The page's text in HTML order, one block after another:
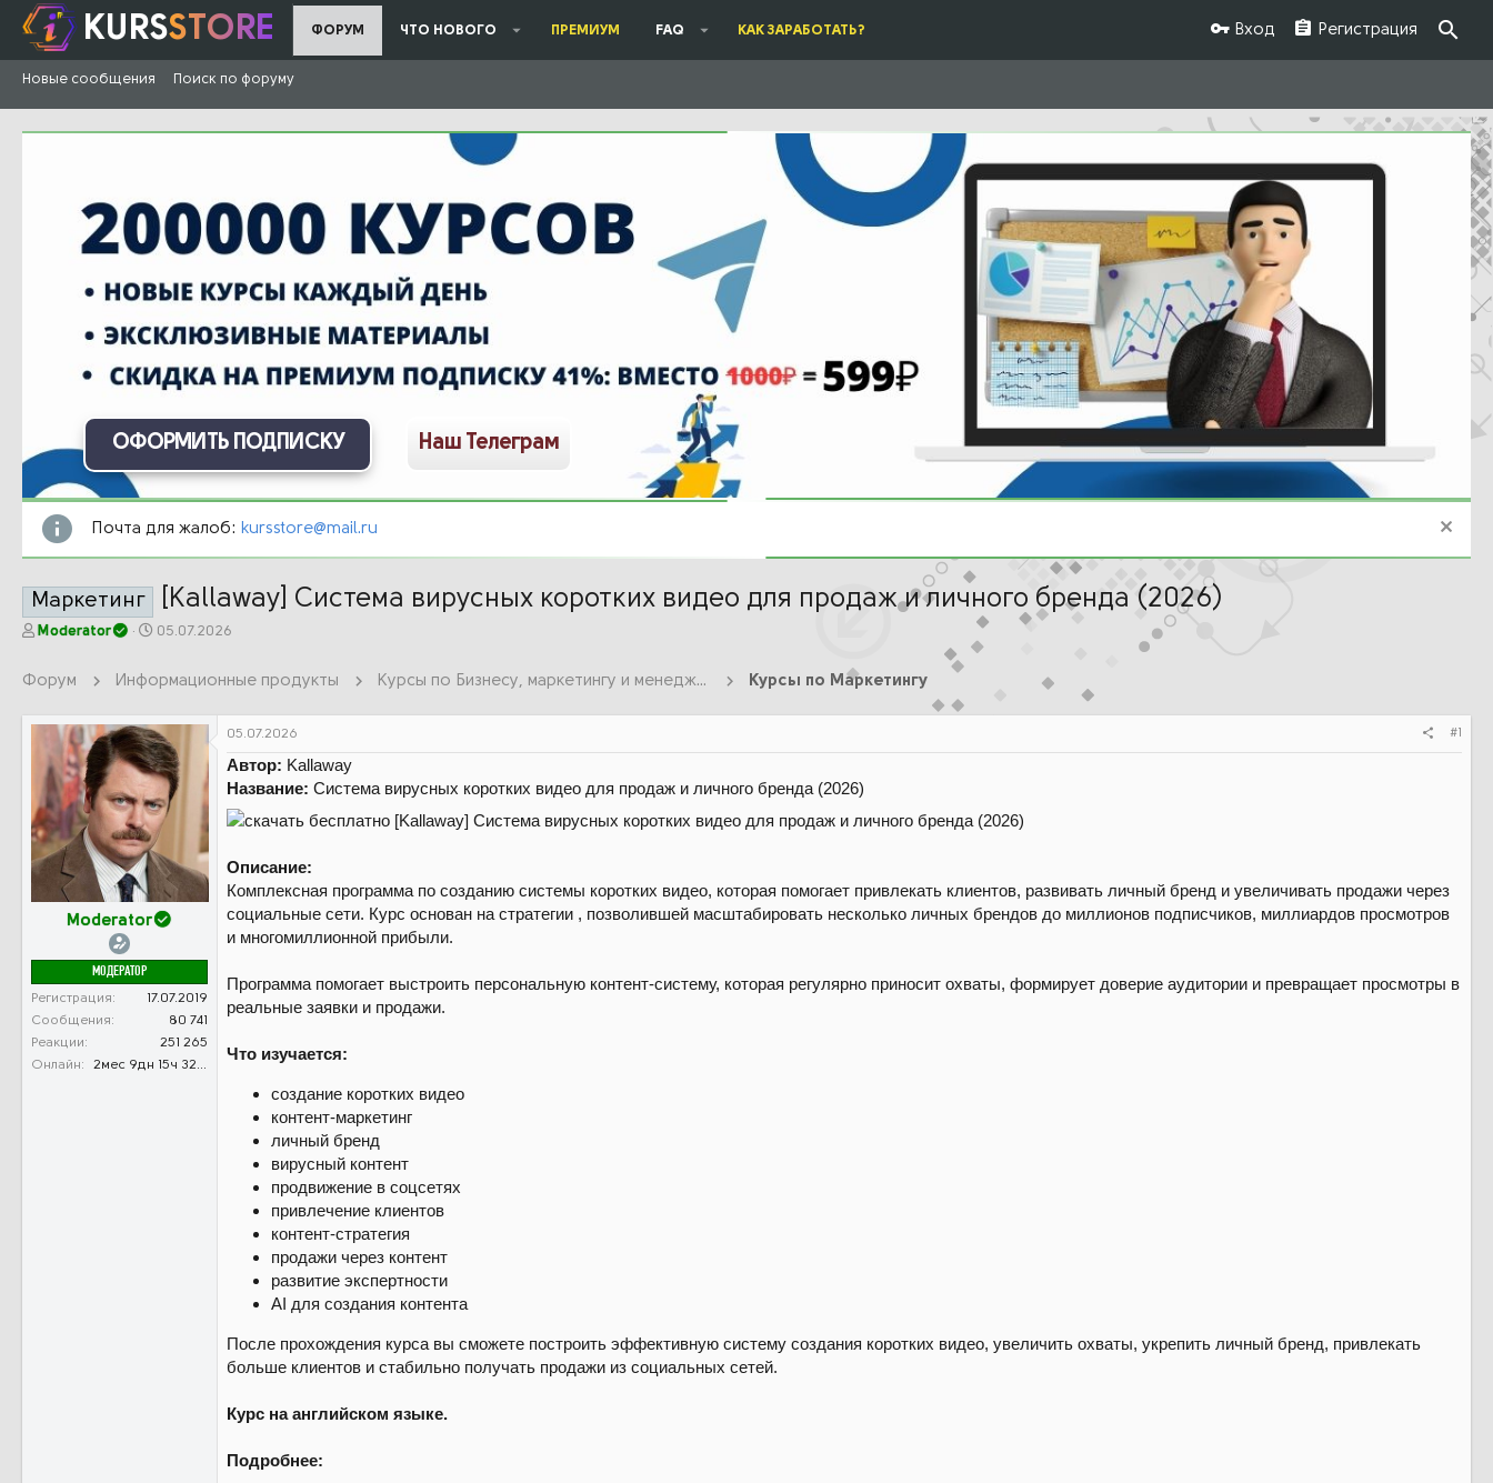
KURSSTORE ФОРУМ ЧТО НОВОГО ПРЕМИУМ FAQ КАК ЗАРАБОТАТЬ? Вход Регистрация
Новые сообщения Поиск по форуму
ОФОРМИТЬ ПОДПИСКУ Наш Телеграм
Почта для жалоб: kursstore@mail.ru
Маркетинг [Kallaway] Система вирусных коротких видео для продаж и личного бренда (2026)
А
о
Moderator
Д
а
а
ч
а
а
05.07.2026
Форум Информационные продукты Курсы по Бизнесу, маркетингу и менеджменту Курсы по Маркетингу
Moderator
МОДЕРАТОР
Регистрация
17.07.2019
Сообщения
80 741
Реакции
251 265
Онлайн
2мес 9дн 15ч 32м 59с
05.07.2026 #1
Автор: Kallaway
Название: Система вирусных коротких видео для продаж и личного бренда (2026)
Описание:
Комплексная программа по созданию системы коротких видео, которая помогает привлекать клиентов, развивать личный бренд и увеличивать продажи через
социальные сети. Курс основан на стратегии , позволившей масштабировать несколько личных брендов до миллионов подписчиков, миллиардов просмотров
и многомиллионной прибыли.
Программа помогает выстроить персональную контент-систему, которая регулярно приносит охваты, формирует доверие аудитории и превращает просмотры в
реальные заявки и продажи.
Что изучается:
создание коротких видео
контент-маркетинг
личный бренд
вирусный контент
продвижение в соцсетях
привлечение клиентов
контент-стратегия
продажи через контент
развитие экспертности
AI для создания контента
После прохождения курса вы сможете построить эффективную систему создания коротких видео, увеличить охваты, укрепить личный бренд, привлекать
больше клиентов и стабильно получать продажи из социальных сетей.
Курс на английском языке.
Подробнее: